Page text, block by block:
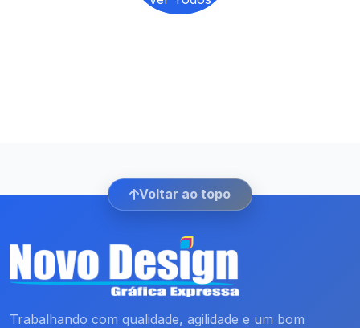
Voltar ao topo
Trabalhando com qualidade, agilidade e um bom